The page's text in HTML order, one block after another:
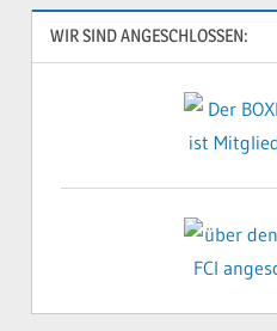
WIR SIND ANGESCHLOSSEN: